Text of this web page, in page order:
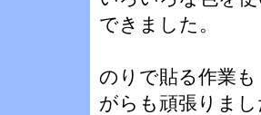
できました。
のりで貼る作業
がらも頑張りま